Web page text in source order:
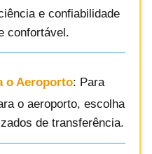
e confiabilidade
confortável.
o Aeroporto: Para
o aeroporto, escolha
de transferência.